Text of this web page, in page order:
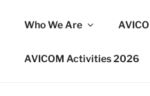
Who We Are
AVICOM Activities 2026